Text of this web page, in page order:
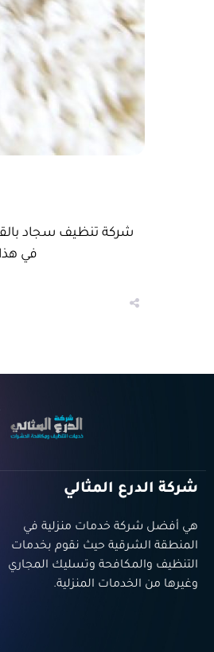
شركة تنظيف سجاد
في
شركة الدرع المثالي
هي أفضل شركة خدمات منزلية في
المنطقة الشرقية حيث نقوم بخدمات
التنظيف والمكافحة وتسليك المجاري
وغيرها من الخدمات المنزلية.